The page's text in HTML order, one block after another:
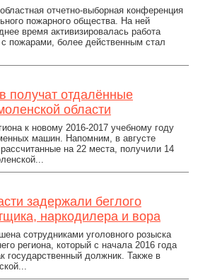
отчетно-выборная конференция
пожарного общества. На ней
время активизировалась работа
пожарами, более действенным стал
получат отдалённые
области
к новому 2016-2017 учебному году
машин. Напомним, в августе
на 22 места, получили 14
задержали беглого
наркодилера и вора
сотрудниками уголовного розыска
региона, который с начала 2016 года
государственный должник. Также в